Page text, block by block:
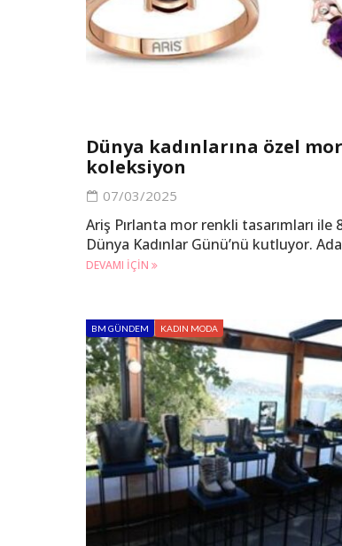
Dünya kadınlarına özel mor
koleksiyon
07/03/2025
Ariş Pırlanta mor renkli tasarımları ile
Dünya Kadınlar Günü’nü kutluyor.
DEVAMI IÇIN
BM GÜNDEM KADIN MODA